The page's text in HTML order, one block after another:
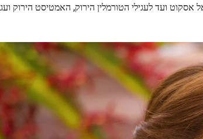
לרויאל אסקוט ועד לעגילי הטורמלין הירוק, האמטיסט הירוק